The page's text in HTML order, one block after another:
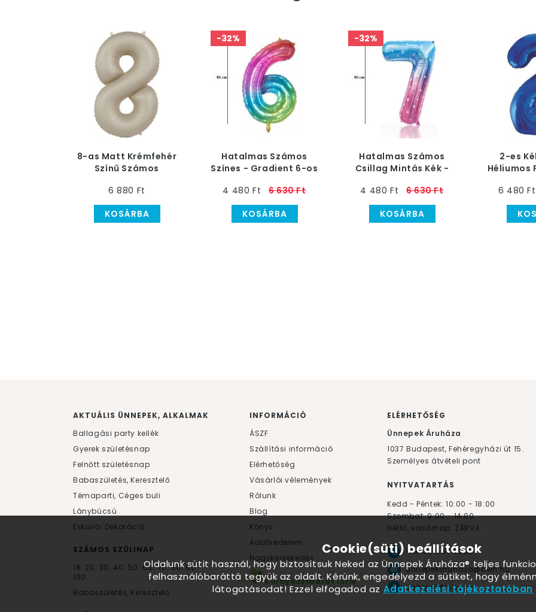
8-as Matt Krémfehér
Színű Számos
cm
6 880 Ft
KOSÁRBA
-32%
Hatalmas Számos
Színes - Gradient 6-os
4 480 Ft
6 630 Ft
KOSÁRBA
-32%
Hatalmas Számos
Csillag Mintás Kék -
Lufi, 86 cm
4 480 Ft
6 630 Ft
KOSÁRBA
2-es
Héliumos
6 480 Ft
AKTUÁLIS ÜNNEPEK, ALKALMAK
Ballagási party kellék
Gyerek születésnap
Felnőtt születésnap
Babaszületés, Keresztelő
Témaparti, Céges buli
Lánybúcsú
Esküvői Dekoráció
SZÁMOS SZÜLINAP
18. 20. 30. 40. 50. 60.70.80.90.
100.
Babaszületés, Keresztelő
INFORMÁCIÓ
ÁSZF
Szállítási információ
Elérhetőség
Vásárlói vélemények
Rólunk
Blog
Könyv
Adatvédelem
Nagykereskedés
Környezetbarát lufik
ELÉRHETŐSÉG
Ünnepek Áruháza
1037 Budapest, Fehéregyházi út 15.
Személyes átvételi pont
NYITVATARTÁS
Kedd - Péntek: 10:00 - 18:00
Szombat: 9:00 - 14:00
Hétfő, vasárnap: ZÁRVA
+36 30 984 6955
unnepekaruhaza@bwh.hu
UnnepekAruhaza
Cookie(süti) beállítások
Oldalunk sütit használ, hogy biztosítsuk Neked az Ünnepek Áruháza® teljes
felhasználóbaráttá tegyük az oldalt. Kérünk, engedélyezd a sütiket, hogy
látogatásodat! Ezzel elfogadod az Adatkezelési tájékoztatóban